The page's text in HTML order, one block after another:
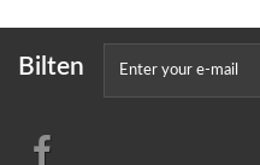
Bilten